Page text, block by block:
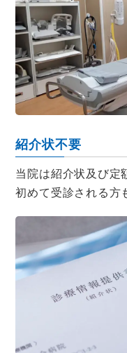
紹介状不要
当院は紹介状及び定
初めて受診される方